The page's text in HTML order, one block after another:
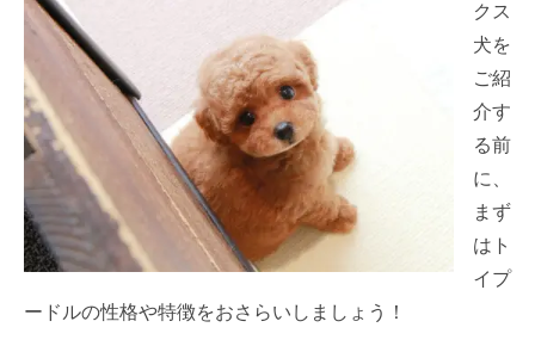
クス
犬を
ご紹
介す
る前
に、
まず
はト
イプ
ードルの性格や特徴をおさらいしましょう！